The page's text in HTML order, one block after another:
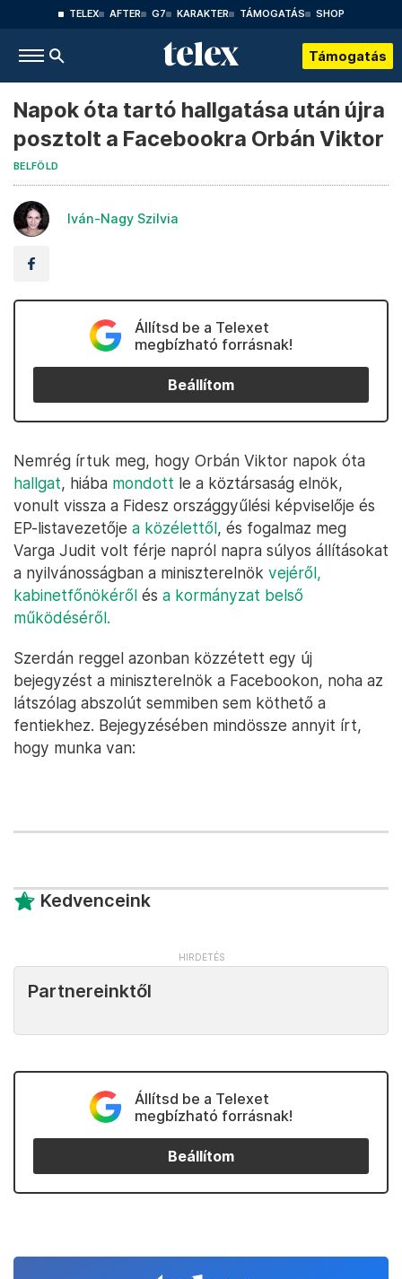
TELEX AFTER G7 KARAKTER TÁMOGATÁS SHOP
Támogatás
Napok óta tartó hallgatása után újra
posztolt a Facebookra Orbán Viktor
BELFÖLD
Iván-Nagy Szilvia
Állítsd be a Telexet
megbízható forrásnak!
Beállítom
Nemrég írtuk meg, hogy Orbán Viktor napok óta
hallgat, hiába mondott le a köztársaság elnök,
vonult vissza a Fidesz országgyűlési képviselője és
EP-listavezetője a közélettől, és fogalmaz meg
Varga Judit volt férje napról napra súlyos állításokat
a nyilvánosságban a miniszterelnök vejéről,
kabinetfőnökéről és a kormányzat belső
működéséről.
Szerdán reggel azonban közzétett egy új
bejegyzést a miniszterelnök a Facebookon, noha az
látszólag abszolút semmiben sem köthető a
fentiekhez. Bejegyzésében mindössze annyit írt,
hogy munka van:
Kedvenceink
Partnereinktől
Állítsd be a Telexet
megbízható forrásnak!
Beállítom